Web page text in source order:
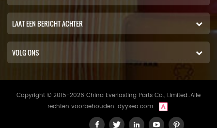
LAAT EEN BERICHT ACHTER
VOLG ONS
Copyright © 2015-2026 China Everlasting Parts Co., Limited..Alle
rechten voorbehouden. dyyseo.com